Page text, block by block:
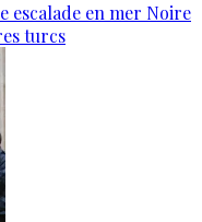
escalade en mer Noire
turcs